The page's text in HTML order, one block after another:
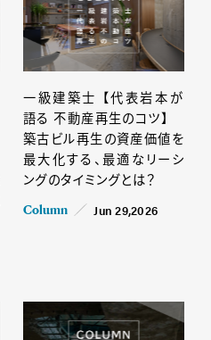
一級建築士 【代表岩本が
語る 不動産再生のコツ】
築古ビル再生の資産価値を
最大化する、最適なリーシ
ングのタイミングとは？
Column Jun 29,2026